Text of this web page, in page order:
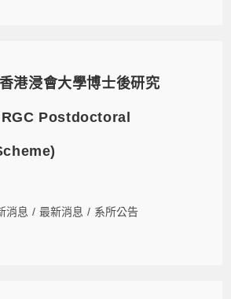
港浸會大學博士後研究
Postdoctoral
消息 / 最新消息 / 系所公告